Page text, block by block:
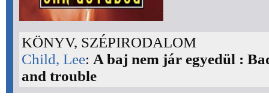
KÖNYV, SZÉPIRODALOM
Child, Lee: A baj nem jár egyedül :
and trouble